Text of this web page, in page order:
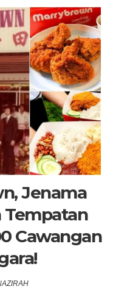
Jenama
Tempatan
Cawangan